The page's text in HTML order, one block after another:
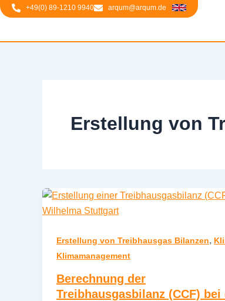
springen
Zum
+49(0) 89-1210 9940 arqum@arqum.de
Erstellung von
Erstellung von Treibhausgas Bilanzen,
Klimamanagement
Berechnung der
Treibhausgasbilanz (CCF) bei